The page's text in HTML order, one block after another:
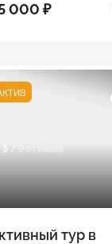
000 ₽
5 / 9 отзывов
тур в